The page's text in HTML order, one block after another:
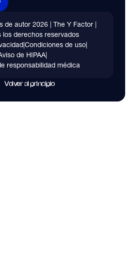
de autor2026 | The Y Factor |
los derechos reservados
|Condiciones de uso|
de HIPAA|
responsabilidad médica
Volver al principio